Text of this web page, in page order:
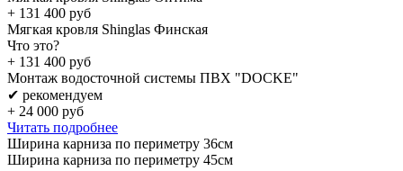
+ 131 400 руб
Мягкая кровля Shinglas Финская
Что это?
+ 131 400 руб
Монтаж водосточной системы ПВХ "DOCKE"
✔ рекомендуем
+ 24 000 руб
Читать подробнее
Ширина карниза по периметру 36см
Ширина карниза по периметру 45см